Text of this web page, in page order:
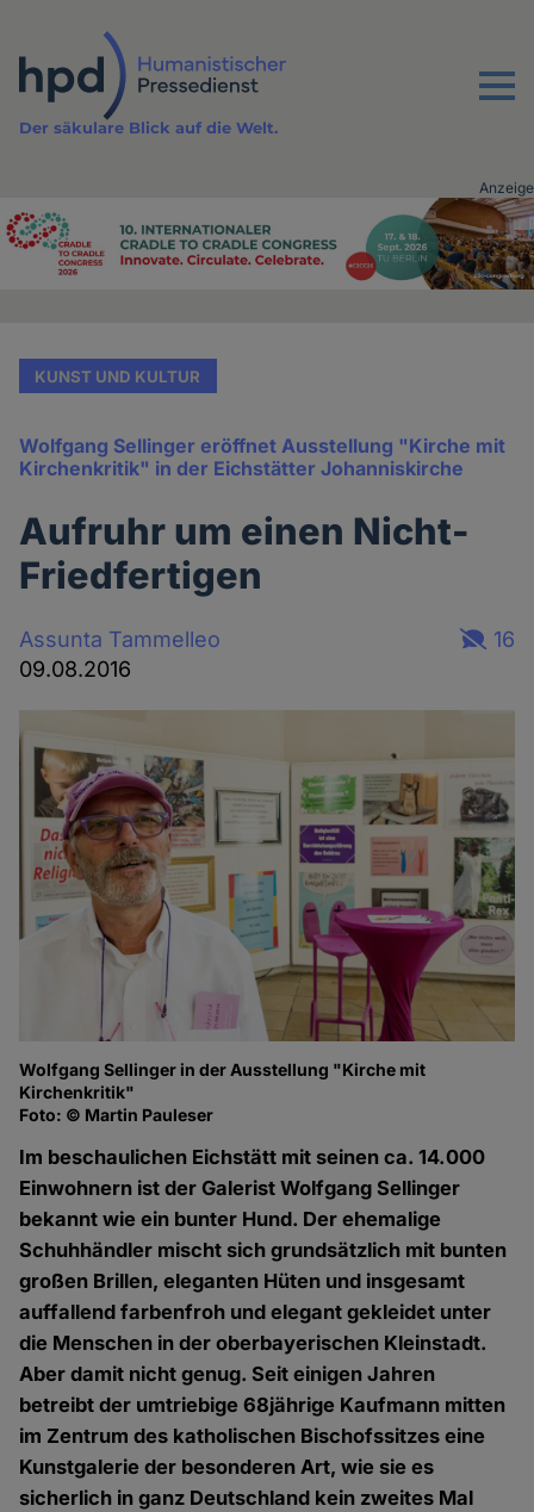
Inhalt
Menu
Der säkulare Blick auf die Welt.
Advertising
Anzeige
KUNST UND KULTUR
Wolfgang Sellinger eröffnet Ausstellung "Kirche mit
Kirchenkritik" in der Eichstätter Johanniskirche
Aufruhr um einen Nicht-
Friedfertigen
Assunta Tammelleo
09.08.2016
16
Wolfgang Sellinger in der Ausstellung "Kirche mit
Kirchenkritik"
Foto: © Martin Pauleser
Im beschaulichen Eichstätt mit seinen ca. 14.000
Einwohnern ist der Galerist Wolfgang Sellinger
bekannt wie ein bunter Hund. Der ehemalige
Schuhhändler mischt sich grundsätzlich mit bunten
großen Brillen, eleganten Hüten und insgesamt
auffallend farbenfroh und elegant gekleidet unter
die Menschen in der oberbayerischen Kleinstadt.
Aber damit nicht genug. Seit einigen Jahren
betreibt der umtriebige 68jährige Kaufmann mitten
im Zentrum des katholischen Bischofssitzes eine
Kunstgalerie der besonderen Art, wie sie es
sicherlich in ganz Deutschland kein zweites Mal